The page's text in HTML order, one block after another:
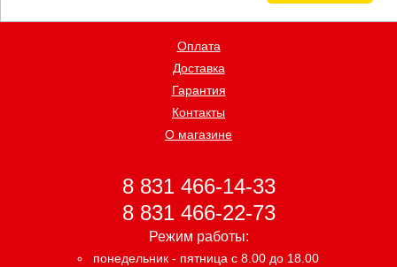
Оплата
Доставка
Гарантия
Контакты
О магазине
8 831 466-14-33
8 831 466-22-73
Режим работы:
понедельник - пятница с 8.00 до 18.00